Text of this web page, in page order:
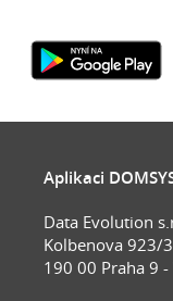
Aplikaci
Data Evolution
Kolbenova 923/
190 00 Praha 9 -